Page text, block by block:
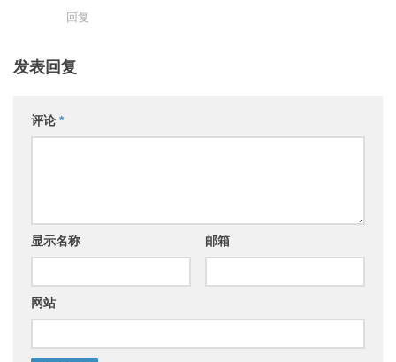
回复
发表回复
评论 *
显示名称 邮箱
网站